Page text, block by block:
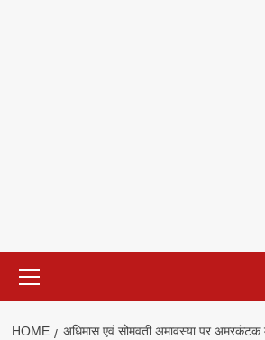
Menu
HOME
अधिमास एवं सोमवती अमावस्या पर अमरकंटक